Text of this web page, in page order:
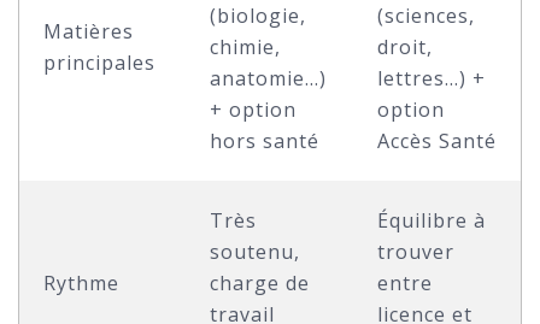
Matières
principales
(biologie,
chimie,
anatomie…)
+ option
hors santé
(sciences,
droit,
lettres…) +
option
Accès Santé
Rythme
Très
soutenu,
charge de
travail
Équilibre à
trouver
entre
licence et